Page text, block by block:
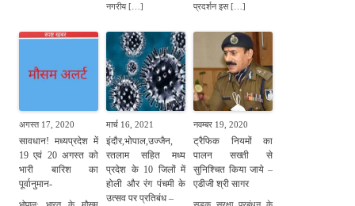
नगरीय […]
प्रदर्शन इस […]
अगस्त 17, 2020
सावधान! मध्यप्रदेश में
19 एवं 20 अगस्त को
भारी बारिश का
पूर्वानुमान-
मार्च 16, 2021
इंदौर,भोपाल,उज्जैन,
रतलाम सहित मध्य
प्रदेश के 10 जिलों में
होली और रंग पंचमी के
उत्सव पर प्रतिबंध –
नवम्बर 19, 2020
ट्रैफिक नियमों का
पालन सख्ती से
सुनिश्चित किया जाये –
एडीजी श्री सागर